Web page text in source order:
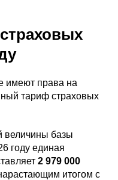
имеют права на
тариф страховых
величины базы
году единая
2 979 000
итогом с